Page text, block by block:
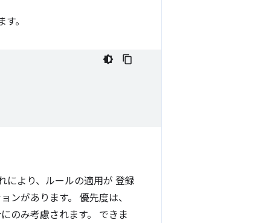
。
により、ルールの適用が 登録
ンがあります。 優先度は、
のみ考慮されます。 できま